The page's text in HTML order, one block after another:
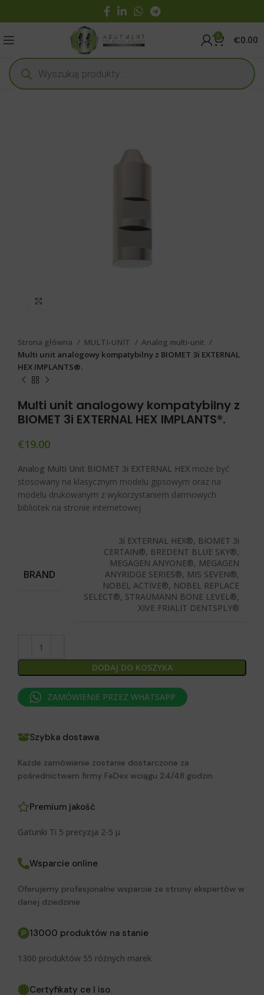
0 €0.00
Strona główna MULTI-UNIT
Analog multi-unit
Multi unit analogowy kompatybilny z BIOMET 3i EXTERNAL
HEX IMPLANTS®.
Multi unit analogowy kompatybilny z
BIOMET 3i EXTERNAL HEX IMPLANTS®.
€19.00
Analog Multi Unit BIOMET 3i EXTERNAL HEX może być
stosowany na klasycznym modelu gipsowym oraz na
modelu drukowanym z wykorzystaniem darmowych
bibliotek na stronie internetowej
BRAND
3i EXTERNAL HEX®, BIOMET 3i
CERTAIN®, BREDENT BLUE SKY®,
MEGAGEN ANYONE®, MEGAGEN
ANYRIDGE SERIES®, MIS SEVEN®,
NOBEL ACTIVE®, NOBEL REPLACE
SELECT®, STRAUMANN BONE LEVEL®,
XIVE FRIALIT DENTSPLY®
DODAJ DO KOSZYKA
ZAMÓWIENIE PRZEZ WHATSAPP
Szybka dostawa
Każde zamówienie zostanie dostarczone za
pośrednictwem firmy FeDex wciągu 24/48 godzin
Premium jakość
Gatunki Ti 5 precyzja 2-5 μ
Wsparcie online
Oferujemy profesjonalne wsparcie ze strony ekspertów w
danej dziedzinie.
13000 produktów na stanie
1300 produktów 55 różnych marek
Certyfikaty ce I iso